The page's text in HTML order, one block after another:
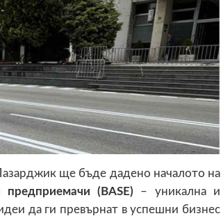
ще бъде дадено началото на
(BASE) – уникална и
да ги превърнат в успешни бизнес